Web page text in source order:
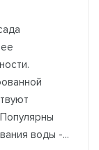
воды -...